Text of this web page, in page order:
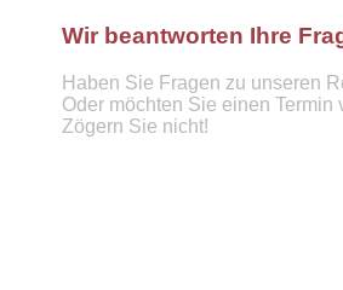
Wir beantworten Ihre
Haben Sie Fragen zu unseren
Oder möchten Sie einen Termin
Zögern Sie nicht!